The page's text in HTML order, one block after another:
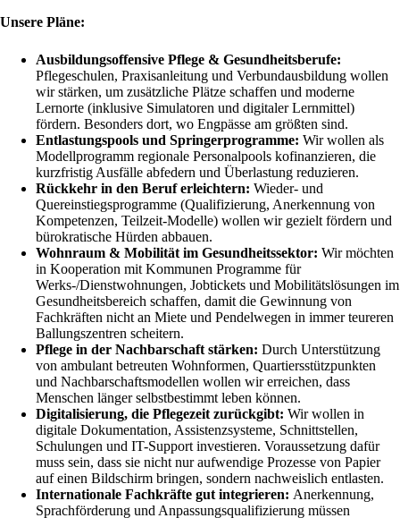
Unsere Pläne:
Ausbildungsoffensive Pflege & Gesundheitsberufe:
Pflegeschulen, Praxisanleitung und Verbundausbildung wollen
wir stärken, um zusätzliche Plätze schaffen und moderne
Lernorte (inklusive Simulatoren und digitaler Lernmittel)
fördern. Besonders dort, wo Engpässe am größten sind.
Entlastungspools und Springerprogramme: Wir wollen als
Modellprogramm regionale Personalpools kofinanzieren, die
kurzfristig Ausfälle abfedern und Überlastung reduzieren.
Rückkehr in den Beruf erleichtern: Wieder- und
Quereinstiegsprogramme (Qualifizierung, Anerkennung von
Kompetenzen, Teilzeit-Modelle) wollen wir gezielt fördern und
bürokratische Hürden abbauen.
Wohnraum & Mobilität im Gesundheitssektor: Wir möchten
in Kooperation mit Kommunen Programme für
Werks-/Dienstwohnungen, Jobtickets und Mobilitätslösungen im
Gesundheitsbereich schaffen, damit die Gewinnung von
Fachkräften nicht an Miete und Pendelwegen in immer teureren
Ballungszentren scheitern.
Pflege in der Nachbarschaft stärken: Durch Unterstützung
von ambulant betreuten Wohnformen, Quartiersstützpunkten
und Nachbarschaftsmodellen wollen wir erreichen, dass
Menschen länger selbstbestimmt leben können.
Digitalisierung, die Pflegezeit zurückgibt: Wir wollen in
digitale Dokumentation, Assistenzsysteme, Schnittstellen,
Schulungen und IT-Support investieren. Voraussetzung dafür
muss sein, dass sie nicht nur aufwendige Prozesse von Papier
auf einen Bildschirm bringen, sondern nachweislich entlasten.
Internationale Fachkräfte gut integrieren: Anerkennung,
Sprachförderung und Anpassungsqualifizierung müssen